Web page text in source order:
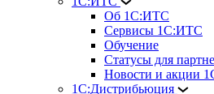
Об 1С:ИТС
Сервисы 1С:ИТС
Обучение
Статусы для
Новости и акции
1С:Дистрибьюция